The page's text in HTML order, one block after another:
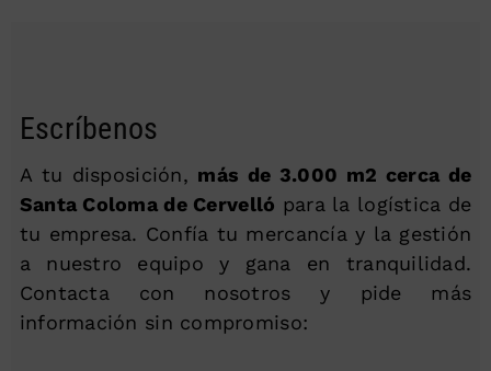
Escríbenos
A tu disposición, más de 3.000 m2 cerca de
Santa Coloma de Cervelló para la logística de
tu empresa. Confía tu mercancía y la gestión
a nuestro equipo y gana en tranquilidad.
Contacta con nosotros y pide más
información sin compromiso: